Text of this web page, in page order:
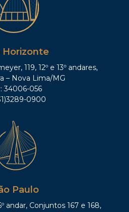
Horizonte
119, 12º e 13º andares,
– Nova Lima/MG
34006-056
0900
Paulo
andar, Conjuntos 167 e 168,